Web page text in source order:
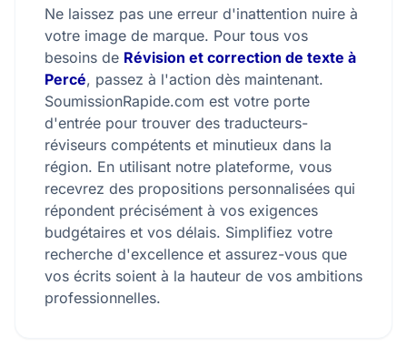
Ne laissez pas une erreur d'inattention nuire à
votre image de marque. Pour tous vos
besoins de Révision et correction de texte à
Percé, passez à l'action dès maintenant.
SoumissionRapide.com est votre porte
d'entrée pour trouver des traducteurs-
réviseurs compétents et minutieux dans la
région. En utilisant notre plateforme, vous
recevrez des propositions personnalisées qui
répondent précisément à vos exigences
budgétaires et vos délais. Simplifiez votre
recherche d'excellence et assurez-vous que
vos écrits soient à la hauteur de vos ambitions
professionnelles.